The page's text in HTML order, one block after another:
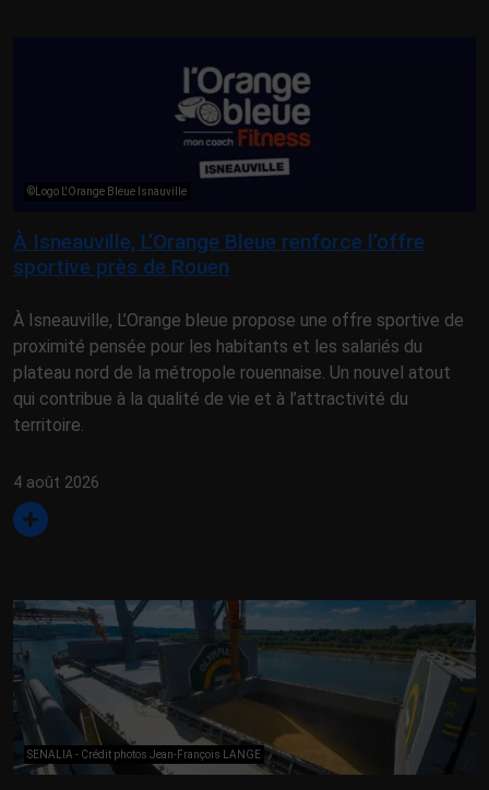
©Logo L'Orange Bleue Isnauville
À Isneauville, L’Orange Bleue renforce l’offre
sportive près de Rouen
À Isneauville, L’Orange bleue propose une offre sportive de
proximité pensée pour les habitants et les salariés du
plateau nord de la métropole rouennaise. Un nouvel atout
qui contribue à la qualité de vie et à l’attractivité du
territoire.
4 août 2026
SENALIA - Crédit photos Jean-François LANGE